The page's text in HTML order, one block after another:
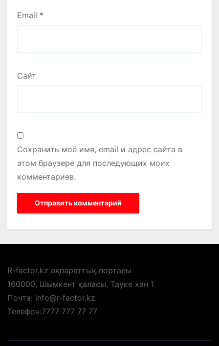
Email *
Сайт
Сохранить моё имя, email и адрес сайта в
этом браузере для последующих моих
комментариев.
R-factor.kz ақпараттық порталы
160000, Шымкент қаласы, Тауке хан 1
Почта: info@r-factor.kz
Телефон:7777 777 77 77